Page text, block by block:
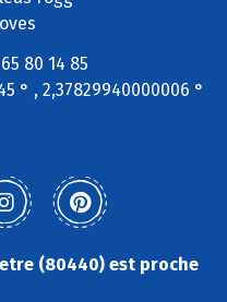
80 14 85
° , 2,37829940000006 °
(80440) est proche